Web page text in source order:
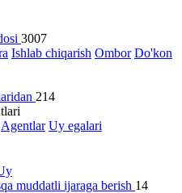
3007
Ishlab chiqarish Ombor Do'kon
214
Agentlar Uy egalari
muddatli ijaraga berish 14